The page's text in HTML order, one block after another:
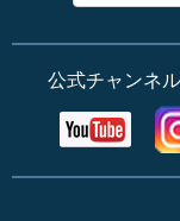
公式チャンネ